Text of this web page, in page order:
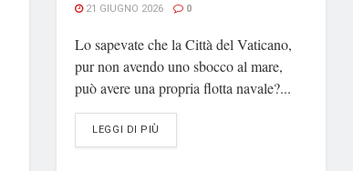
21 GIUGNO 2026
0
Lo sapevate che la Città del Vaticano,
pur non avendo uno sbocco al mare,
può avere una propria flotta navale?...
LEGGI DI PIÙ